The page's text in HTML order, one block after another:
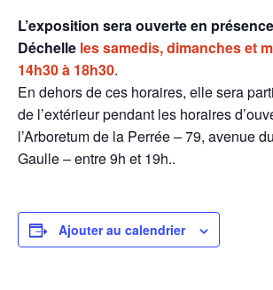
L’exposition sera ouverte en
Déchelle les samedis, dimanches et
14h30 à 18h30.
En dehors de ces horaires, elle sera
de l’extérieur pendant les horaires
l’Arboretum de la Perrée – 79, avenue
Gaulle – entre 9h et 19h..
Ajouter au calendrier